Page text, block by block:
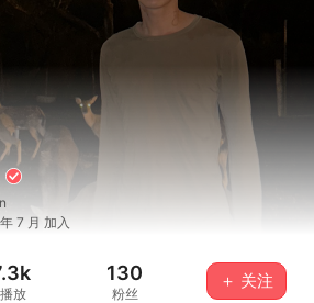
7 月 加入
放
130
粉丝
＋ 关注